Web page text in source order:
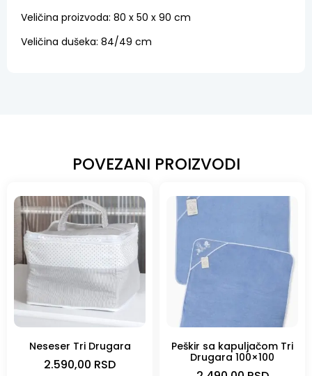
Veličina proizvoda: 80 x 50 x 90 cm
Veličina dušeka: 84/49 cm
POVEZANI PROIZVODI
Neseser Tri Drugara
2.590,00 RSD
Peškir sa kapuljačom Tri
Drugara 100×100